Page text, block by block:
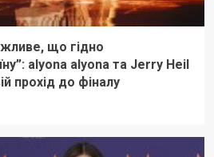
що гідно
alyona alyona та Jerry Heil
прохід до фіналу